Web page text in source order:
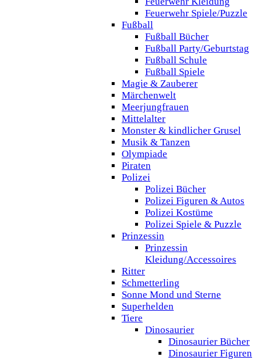
Feuerwehr Spiele/Puzzle
Fußball
Fußball Bücher
Fußball Party/Geburtstag
Fußball Schule
Fußball Spiele
Magie & Zauberer
Märchenwelt
Meerjungfrauen
Mittelalter
Monster & kindlicher Grusel
Musik & Tanzen
Olympiade
Piraten
Polizei
Polizei Bücher
Polizei Figuren & Autos
Polizei Kostüme
Polizei Spiele & Puzzle
Prinzessin
Prinzessin
Kleidung/Accessoires
Ritter
Schmetterling
Sonne Mond und Sterne
Superhelden
Tiere
Dinosaurier
Dinosaurier Bücher
Dinosaurier Figuren